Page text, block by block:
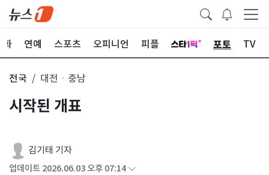
화 연예 스포츠 오피니언 피플 포토 TV
전국 대전ㆍ충남
시작된 개표
김기태 기자
업데이트 2026.06.03 오후 07:14